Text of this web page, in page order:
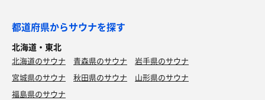
都道府県からサウナを探す
北海道・東北
北海道のサウナ 青森県のサウナ
岩手県のサウナ
宮城県のサウナ
秋田県のサウナ
山形県のサウナ
福島県のサウナ